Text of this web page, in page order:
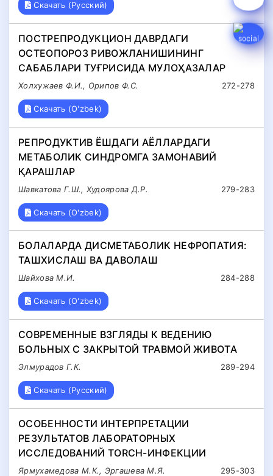
Скачать (Русский)
ПОСТРЕПРОДУКЦИОН ДАВРДАГИ
ОСТЕОПОРОЗ РИВОЖЛАНИШИНИНГ
САБАБЛАРИ ТУҒРИСИДА МУЛОҲАЗАЛАР
272-278
Холхужаев Ф.И., Орипов Ф.С.
Скачать (O'zbek)
РЕПРОДУКТИВ ЁШДАГИ АЁЛЛАРДАГИ
МЕТАБОЛИК СИНДРОМГА ЗАМОНАВИЙ
ҚАРАШЛАР
279-283
Шавкатова Г.Ш., Худоярова Д.Р.
Скачать (O'zbek)
БОЛАЛАРДА ДИСМЕТАБОЛИК НЕФРОПАТИЯ:
ТАШХИСЛАШ ВА ДАВОЛАШ
284-288
Шайхова М.И.
Скачать (O'zbek)
СОВРЕМЕННЫЕ ВЗГЛЯДЫ К ВЕДЕНИЮ
БОЛЬНЫХ С ЗАКРЫТОЙ ТРАВМОЙ ЖИВОТА
289-294
Элмурадов Г.К.
Скачать (Русский)
ОСОБЕННОСТИ ИНТЕРПРЕТАЦИИ
РЕЗУЛЬТАТОВ ЛАБОРАТОРНЫХ
ИССЛЕДОВАНИЙ TORCH-ИНФЕКЦИИ
295-303
Ярмухамедова М.К., Эргашева М.Я.